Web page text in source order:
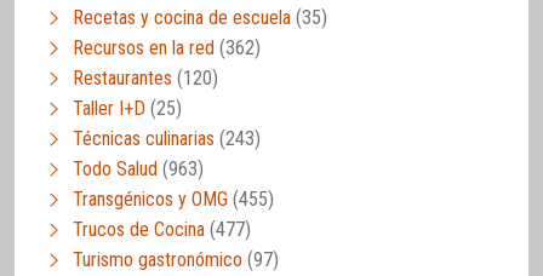
Recetas y cocina de escuela (35)
Recursos en la red (362)
Restaurantes (120)
Taller I+D (25)
Técnicas culinarias (243)
Todo Salud (963)
Transgénicos y OMG (455)
Trucos de Cocina (477)
Turismo gastronómico (97)